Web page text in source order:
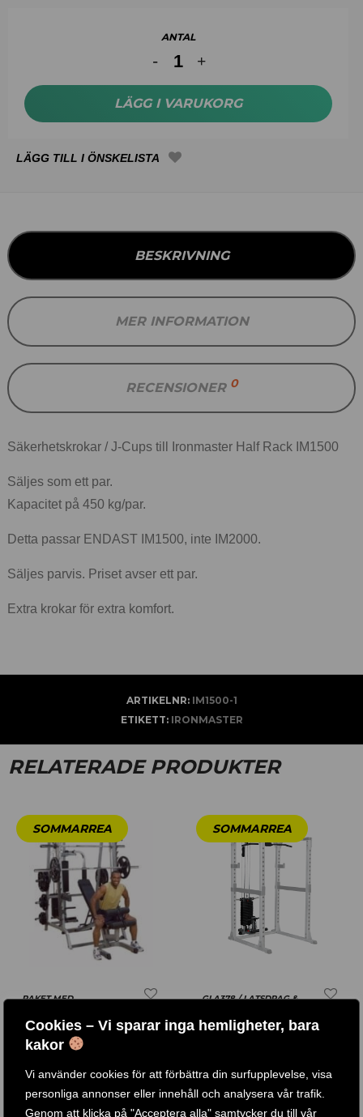
Cookies – Vi sparar inga hemligheter, bara
kakor
Vi använder cookies för att förbättra din surfupplevelse, visa
personliga annonser eller innehåll och analysera vår trafik.
Genom att klicka på "Acceptera alla" samtycker du till vår
ANTAL
LÄGG I VARUKORG
BESKRIVNING
MER INFORMATION
RECENSIONER 0
Säkerhetskrokar / J-Cups till Ironmaster Half Rack IM1500
Säljes som ett par.
Kapacitet på 450 kg/par.
Detta passar ENDAST IM1500, inte IM2000.
Säljes parvis. Priset avser ett par.
Extra krokar för extra komfort.
ARTIKELNR: IM1500-1
ETIKETT: IRONMASTER
RELATERADE PRODUKTER
PAKET MED
LATSDRAG / GS348PA
41 .990 KR
KÖP PRODUKT
GLA378 / LATSDRAG &
KÖP PRODUKT